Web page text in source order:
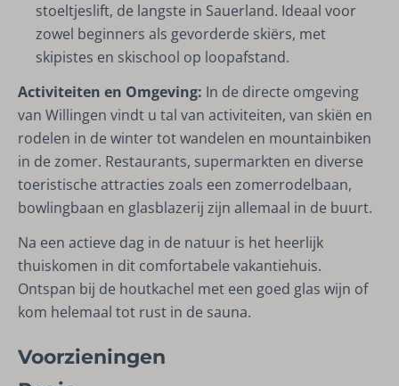
stoeltjeslift, de langste in Sauerland. Ideaal voor
zowel beginners als gevorderde skiërs, met
skipistes en skischool op loopafstand.
Activiteiten en Omgeving: In de directe omgeving
van Willingen vindt u tal van activiteiten, van skiën en
rodelen in de winter tot wandelen en mountainbiken
in de zomer. Restaurants, supermarkten en diverse
toeristische attracties zoals een zomerrodelbaan,
bowlingbaan en glasblazerij zijn allemaal in de buurt.
Na een actieve dag in de natuur is het heerlijk
thuiskomen in dit comfortabele vakantiehuis.
Ontspan bij de houtkachel met een goed glas wijn of
kom helemaal tot rust in de sauna.
Voorzieningen